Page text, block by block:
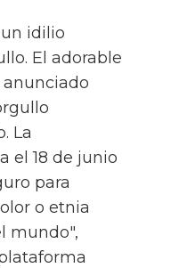
idilio
El adorable
La
el 18 de junio
para
o etnia
mundo",